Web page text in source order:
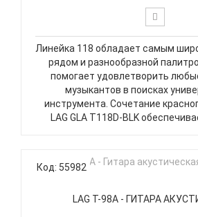
Линейка 118 обладает самым
рядом и разнообразной
помогает удовлетворить
музыкантов в поисках
инструмента. Сочетание
LAG GLA T118D-BLK
Код: 55982
LAG T-98A - ГИТАРА